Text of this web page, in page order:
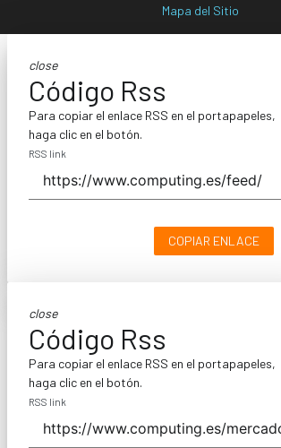
Mapa del Sitio
close
Código Rss
Para copiar el enlace RSS en el portapapeles,
haga clic en el botón.
RSS link
COPIAR ENLACE
close
Código Rss
Para copiar el enlace RSS en el portapapeles,
haga clic en el botón.
RSS link